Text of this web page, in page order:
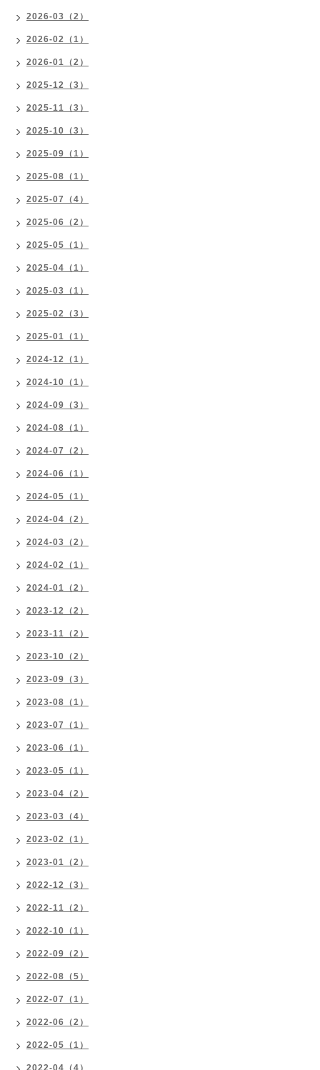
2026-03（2）
2026-02（1）
2026-01（2）
2025-12（3）
2025-11（3）
2025-10（3）
2025-09（1）
2025-08（1）
2025-07（4）
2025-06（2）
2025-05（1）
2025-04（1）
2025-03（1）
2025-02（3）
2025-01（1）
2024-12（1）
2024-10（1）
2024-09（3）
2024-08（1）
2024-07（2）
2024-06（1）
2024-05（1）
2024-04（2）
2024-03（2）
2024-02（1）
2024-01（2）
2023-12（2）
2023-11（2）
2023-10（2）
2023-09（3）
2023-08（1）
2023-07（1）
2023-06（1）
2023-05（1）
2023-04（2）
2023-03（4）
2023-02（1）
2023-01（2）
2022-12（3）
2022-11（2）
2022-10（1）
2022-09（2）
2022-08（5）
2022-07（1）
2022-06（2）
2022-05（1）
2022-04（4）